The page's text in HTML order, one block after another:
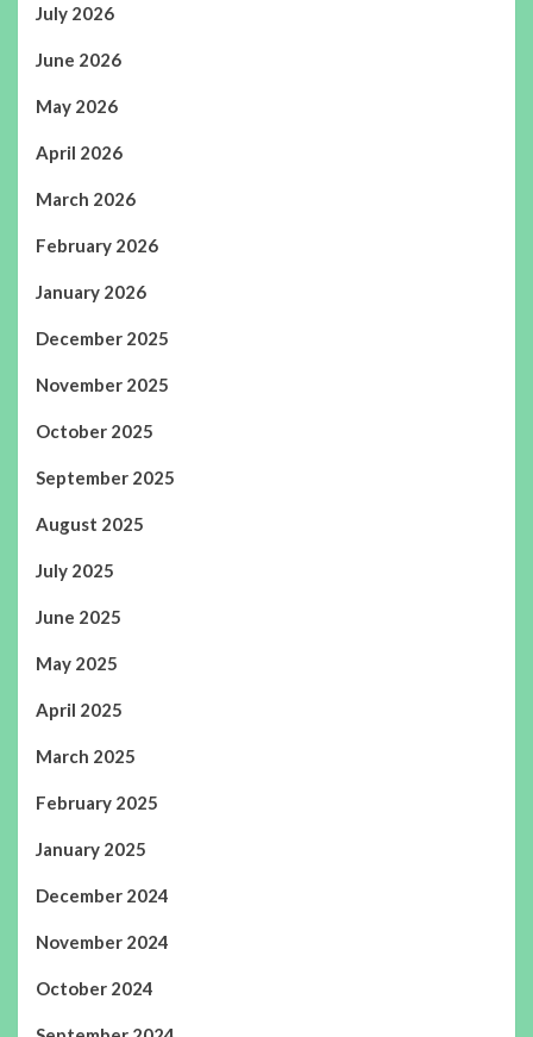
July 2026
June 2026
May 2026
April 2026
March 2026
February 2026
January 2026
December 2025
November 2025
October 2025
September 2025
August 2025
July 2025
June 2025
May 2025
April 2025
March 2025
February 2025
January 2025
December 2024
November 2024
October 2024